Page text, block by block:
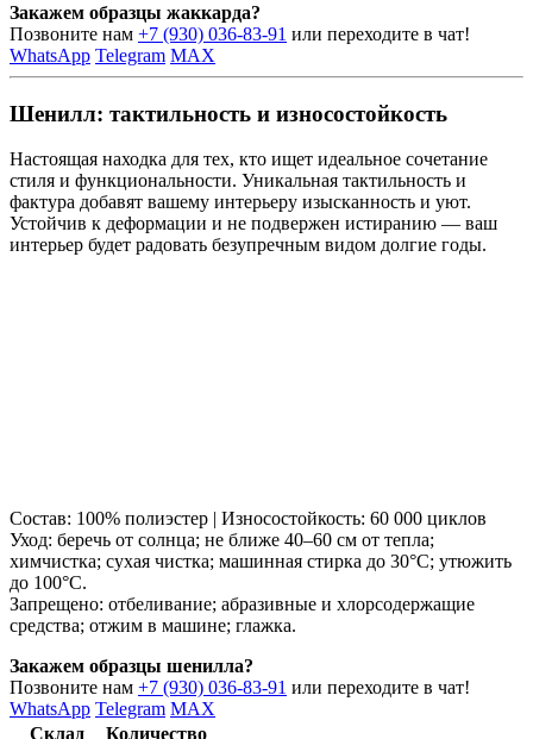
Закажем образцы жаккарда?
Позвоните нам +7 (930) 036-83-91 или переходите в чат!
WhatsApp Telegram MAX
Шенилл: тактильность и износостойкость
Настоящая находка для тех, кто ищет идеальное сочетание
стиля и функциональности. Уникальная тактильность и
фактура добавят вашему интерьеру изысканность и уют.
Устойчив к деформации и не подвержен истиранию — ваш
интерьер будет радовать безупречным видом долгие годы.
Состав: 100% полиэстер | Износостойкость: 60 000 циклов
Уход: беречь от солнца; не ближе 40–60 см от тепла;
химчистка; сухая чистка; машинная стирка до 30°C; утюжить
до 100°C.
Запрещено: отбеливание; абразивные и хлорсодержащие
средства; отжим в машине; глажка.
Закажем образцы шенилла?
Позвоните нам +7 (930) 036-83-91 или переходите в чат!
WhatsApp Telegram MAX
Склад
Количество